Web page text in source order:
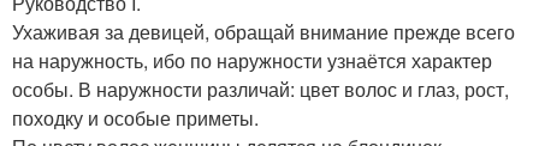
Ухаживая за девицей, обращай внимание прежде всего
на наружность, ибо по наружности узнаётся характер
особы. В наружности различай: цвет волос и глаз, рост,
походку и особые приметы.